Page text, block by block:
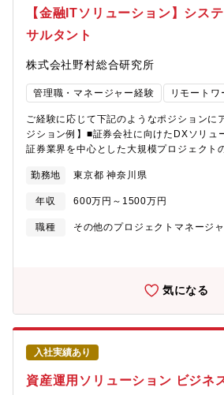
ューション事業本部【組織のミッション】
め、長年蓄積したナレッジと最新技術を駆
ンを提供し、保険業界全体の効率化にも取
分野向けに、合計30社以上のお客様の基幹
展開しております。SI中心で大型プロジェ
で、マイナンバーなど社会基盤連携サービ
済サービスなどを提供しています。近年で
に対応したテレマティクス保険ITソリュー
として、DXソリューションへの取り組みを
の魅力】■日系最大手シンクタンクであり
社の90％がクライアントになります。）。
上流から一気通貫でのサービス提供が可能
水準が高い企業であり、2022年全社平均
ります。■共同利用型サービスやアウトソ
で高いシェアを持つITソリューションを複
【金融ITソリューション】シス
サルタント
株式会社野村総合研究所
管理職・マネージャー経験 リモートワ
ご経験に応じて下記のようなポジションに
ジション例】■証券会社に向けたDXソリュ
証券業界を中心とした大規模プロジェクト
プロジェクトマネジメント■保険会社に向
ンサルティング、DXソリューションの企
援■銀行関連アプリケーション企画、設計
ネジメント【業務内容例】■金融機関及び
ーション構築・DXを活用した新プラット
ェクト・マネジメント・オフィス）・大規
融ITソリューションについて】NRIが最も
融です。創業以来、業界の変化を先取りし
にかかわる多くのお客様にソリューション
NRIが構築した仕組みの多くは、金融業界
ています。【魅力】■日系最大手シンクタ
基盤やリソースを保有しており、総合的な
総額上位50社の90％がクライアントにな
勤務地 東京都 神奈川県
年収 600万円～1500万円
職種
その他のプロジェクトマネージ
気になる
入社実績あり
資産運用ソリューション ビジネ